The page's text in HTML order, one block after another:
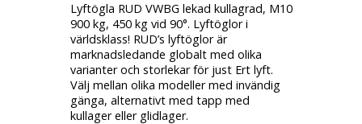
Lyftögla RUD VWBG lekad kullagrad, M10
900 kg, 450 kg vid 90°. Lyftöglor i
världsklass! RUD’s lyftöglor är
marknadsledande globalt med olika
varianter och storlekar för just Ert lyft.
Välj mellan olika modeller med invändig
gänga, alternativt med tapp med
kullager eller glidlager.